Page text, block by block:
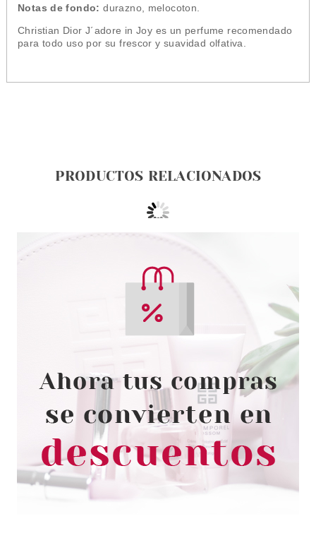
Notas de fondo: durazno, melocoton.
Christian Dior J´adore in Joy es un perfume recomendado
para todo uso por su frescor y suavidad olfativa.
PRODUCTOS RELACIONADOS
CHRISTIAN DIOR
CHRISTIAN DIOR POISON GIRL
EDT 30 ML
Pvr 59.00€
-5%
desde
55.95€